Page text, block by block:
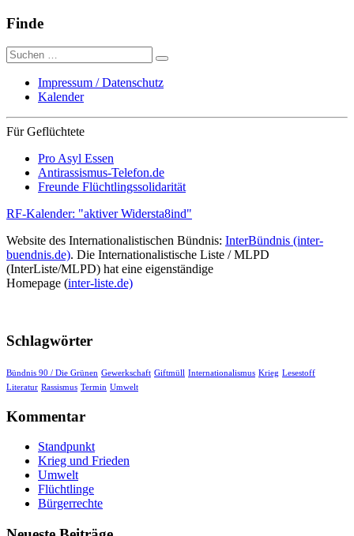
Finde
Suche
nach:
Impressum / Datenschutz
Kalender
Für Geflüchtete
Pro Asyl Essen
Antirassismus-Telefon.de
Freunde Flüchtlingssolidarität
RF-Kalender: "aktiver Widersta8ind"
Website des Internationalistischen Bündnis: InterBündnis (inter-
buendnis.de). Die Internationalistische Liste / MLPD
(InterListe/MLPD) hat eine eigenständige
Homepage (inter-liste.de)
Schlagwörter
Bündnis 90 / Die Grünen Gewerkschaft Giftmüll Internationalismus Krieg Lesestoff
Literatur Rassismus Termin Umwelt
Kommentar
Standpunkt
Krieg und Frieden
Umwelt
Flüchtlinge
Bürgerrechte